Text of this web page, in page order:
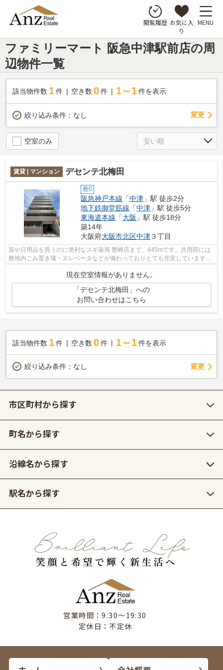
閲覧履歴 お気に入
り
MENU
ファミリーマート 阪急中津駅前店の周
辺物件一覧
該当物件数 1件 空き数 0 件 1～1 件を表示
絞り込み条件： なし 変更
空室のみ
賃貸 | マンション デセンテ北梅田
敷0
阪急神戸本線 「中津 」駅 徒歩2分
地下鉄御堂筋線 「中津 」駅 徒歩5分
東海道本線 「大阪 」駅 徒歩18分
築14年
大阪府大阪市北区中津３丁目
薬や日用品を買うのに便利なスギ薬局 豊崎店まで、445mです。共用部には
敷地内ごみ置き場・エレベータなどが備わっておりとても充実しています。
現在空室情報がありません。
「デセンテ北梅田」への
お問い合わせはこちら
該当物件数 1件 空き数 0 件 1～1 件を表示
絞り込み条件： なし 変更
市区町村から探す
町名から探す
沿線名から探す
駅名から探す
営業時間：9:30〜19:30
定休日：不定休